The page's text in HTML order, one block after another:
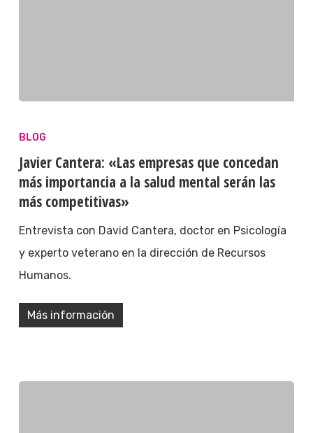
BLOG
Javier Cantera: «Las empresas que concedan
más importancia a la salud mental serán las
más competitivas»
Entrevista con David Cantera, doctor en Psicología
y experto veterano en la dirección de Recursos
Humanos.
Más información